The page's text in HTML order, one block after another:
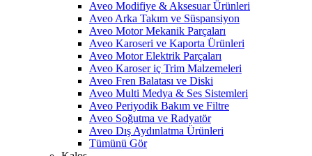
Aveo Modifiye & Aksesuar Ürünleri
Aveo Arka Takım ve Süspansiyon
Aveo Motor Mekanik Parçaları
Aveo Karoseri ve Kaporta Ürünleri
Aveo Motor Elektrik Parçaları
Aveo Karoser iç Trim Malzemeleri
Aveo Fren Balatası ve Diski
Aveo Multi Medya & Ses Sistemleri
Aveo Periyodik Bakım ve Filtre
Aveo Soğutma ve Radyatör
Aveo Dış Aydınlatma Ürünleri
Tümünü Gör